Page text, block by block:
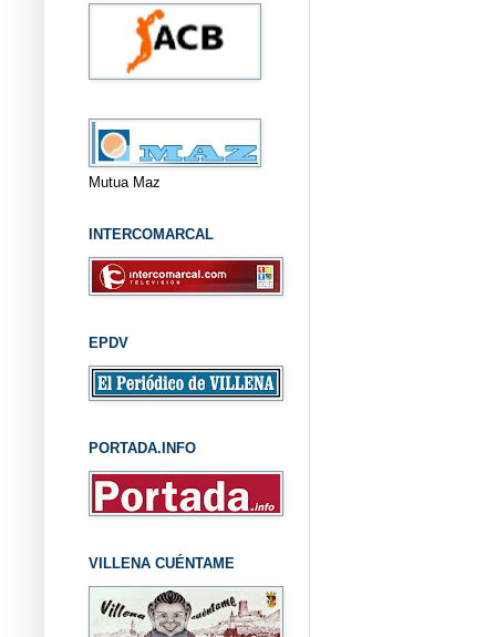
Mutua Maz
INTERCOMARCAL
EPDV
PORTADA.INFO
VILLENA CUÉNTAME